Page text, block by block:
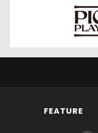
FEATURE